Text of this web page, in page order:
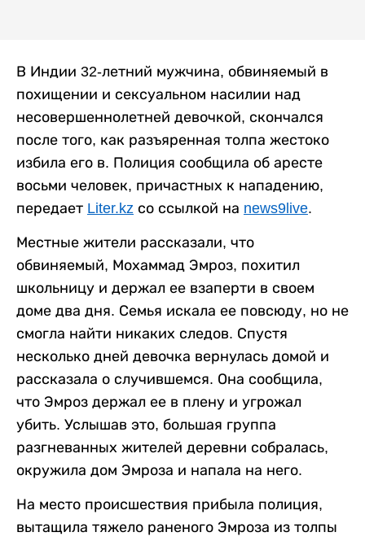
В Индии 32-летний мужчина, обвиняемый в
похищении и сексуальном насилии над
несовершеннолетней девочкой, скончался
после того, как разъяренная толпа жестоко
избила его в. Полиция сообщила об аресте
восьми человек, причастных к нападению,
передает Liter.kz со ссылкой на news9live.
Местные жители рассказали, что
обвиняемый, Мохаммад Эмроз, похитил
школьницу и держал ее взаперти в своем
доме два дня. Семья искала ее повсюду, но не
смогла найти никаких следов. Спустя
несколько дней девочка вернулась домой и
рассказала о случившемся. Она сообщила,
что Эмроз держал ее в плену и угрожал
убить. Услышав это, большая группа
разгневанных жителей деревни собралась,
окружила дом Эмроза и напала на него.
На место происшествия прибыла полиция,
вытащила тяжело раненого Эмроза из толпы